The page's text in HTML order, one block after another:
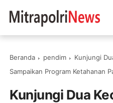
Beranda pendim
Kunjungi
Sampaikan Program Ketahanan
Kunjungi Dua